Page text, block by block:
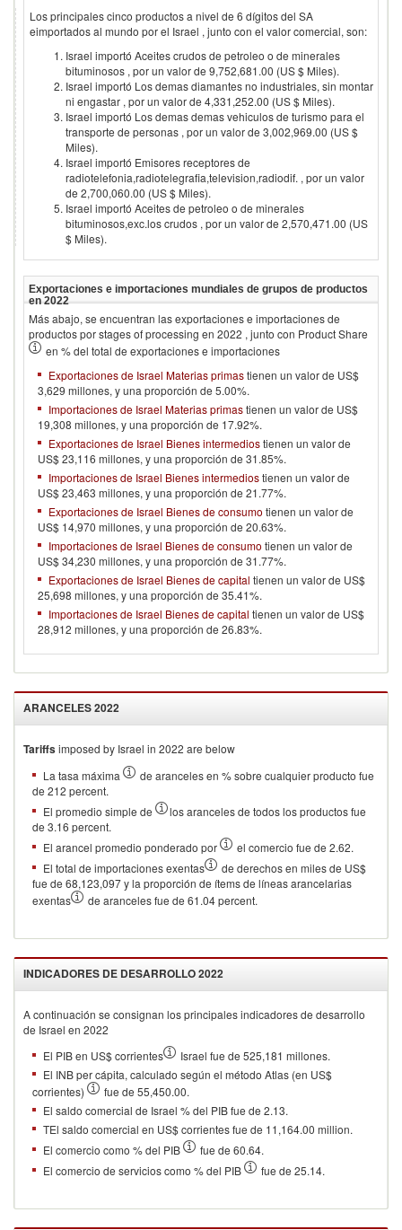
Los principales cinco productos a nivel de 6 dígitos del SA
eimportados al mundo por el Israel , junto con el valor comercial, son:
Israel importó Aceites crudos de petroleo o de minerales
bituminosos , por un valor de 9,752,681.00 (US $ Miles).
Israel importó Los demas diamantes no industriales, sin montar
ni engastar , por un valor de 4,331,252.00 (US $ Miles).
Israel importó Los demas demas vehiculos de turismo para el
transporte de personas , por un valor de 3,002,969.00 (US $
Miles).
Israel importó Emisores receptores de
radiotelefonia,radiotelegrafia,television,radiodif. , por un valor
de 2,700,060.00 (US $ Miles).
Israel importó Aceites de petroleo o de minerales
bituminosos,exc.los crudos , por un valor de 2,570,471.00 (US
$ Miles).
Exportaciones e importaciones mundiales de grupos de productos
en 2022
Más abajo, se encuentran las exportaciones e importaciones de
productos por stages of processing en 2022 , junto con Product Share
en % del total de exportaciones e importaciones
Exportaciones de Israel Materias primastienen un valor de US$
3,629 millones, y una proporción de 5.00%.
Importaciones de Israel Materias primastienen un valor de US$
19,308 millones, y una proporción de 17.92%.
Exportaciones de Israel Bienes intermediostienen un valor de
US$ 23,116 millones, y una proporción de 31.85%.
Importaciones de Israel Bienes intermediostienen un valor de
US$ 23,463 millones, y una proporción de 21.77%.
Exportaciones de Israel Bienes de consumo tienen un valor de
US$ 14,970 millones, y una proporción de 20.63%.
Importaciones de Israel Bienes de consumo tienen un valor de
US$ 34,230 millones, y una proporción de 31.77%.
Exportaciones de Israel Bienes de capital tienen un valor de US$
25,698 millones, y una proporción de 35.41%.
Importaciones de Israel Bienes de capital tienen un valor de US$
28,912 millones, y una proporción de 26.83%.
ARANCELES2022
Tariffsimposed by Israel in 2022 are below
La tasa máxima
de aranceles en % sobre cualquier producto fue
de 212 percent.
El promedio simple de
los aranceles de todos los productos fue
de 3.16 percent.
El arancel promedio ponderado por
el comercio fue de 2.62.
El total de importaciones exentas
de derechos en miles de US$
fue de 68,123,097 y la proporción de ítems de líneas arancelarias
exentas
de aranceles fue de 61.04 percent.
INDICADORES DE DESARROLLO2022
A continuación se consignan los principales indicadores de desarrollo
de Israel en 2022
El PIB en US$ corrientes
Israel fue de 525,181 millones.
El INB per cápita, calculado según el método Atlas (en US$
corrientes)
fue de 55,450.00.
El saldo comercial de Israel % del PIB fue de 2.13.
TEl saldo comercial en US$ corrientes fue de 11,164.00 million.
El comercio como % del PIB
fue de 60.64.
El comercio de servicios como % del PIB
fue de 25.14.